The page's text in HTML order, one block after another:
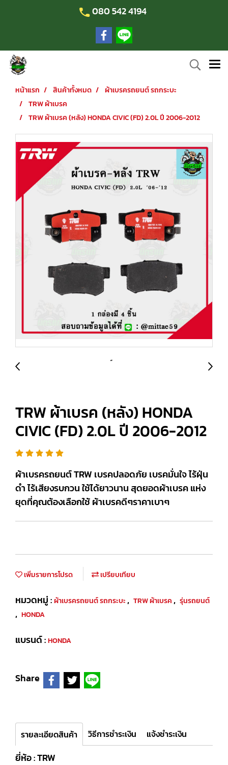
080 542 4194
หน้าแรก สินค้าทั้งหมด
ผ้าเบรครถยนต์ รถกระบะ
TRW ผ้าเบรค
TRW ผ้าเบรค (หลัง) HONDA CIVIC (FD) 2.0L ปี 2006-2012
TRW ผ้าเบรค (หลัง) HONDA
CIVIC (FD) 2.0L ปี 2006-2012
ผ้าเบรครถยนต์ TRW เบรคปลอดภัย เบรคมั่นใจ ไร้ฝุ่น
ดำ ไร้เสียงรบกวน ใช้ได้ยาวนาน สุดยอดผ้าเบรค แห่ง
ยุดที่คุณต้องเลือกใช้ ผ้าเบรคดีๆราคาเบาๆ
เพิ่มรายการโปรด เปรียบเทียบ
หมวดหมู่ :ผ้าเบรครถยนต์ รถกระบะ, TRW ผ้าเบรค, รุ่นรถยนต์
, HONDA
แบรนด์ :HONDA
Share
รายละเอียดสินค้า วิธีการชำระเงิน แจ้งชำระเงิน
ยี่ห้อ : TRW